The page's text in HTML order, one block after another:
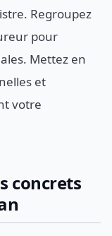
Regroupez
pour
Mettez en
et
votre
concrets